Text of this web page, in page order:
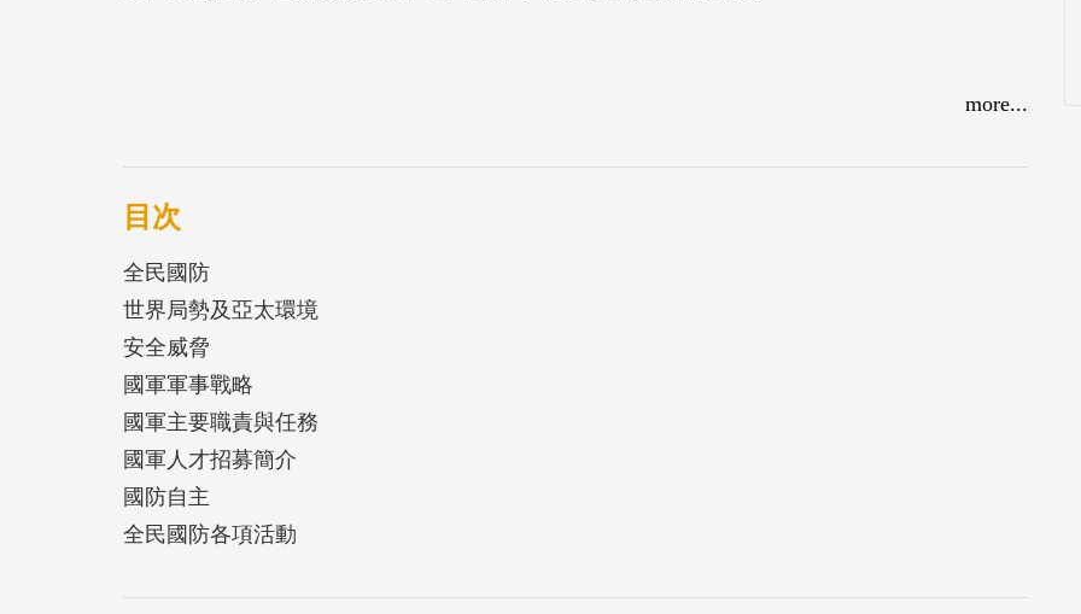
more...
目次
全民國防
世界局勢及亞太環境
安全威脅
國軍軍事戰略
國軍主要職責與任務
國軍人才招募簡介
國防自主
全民國防各項活動